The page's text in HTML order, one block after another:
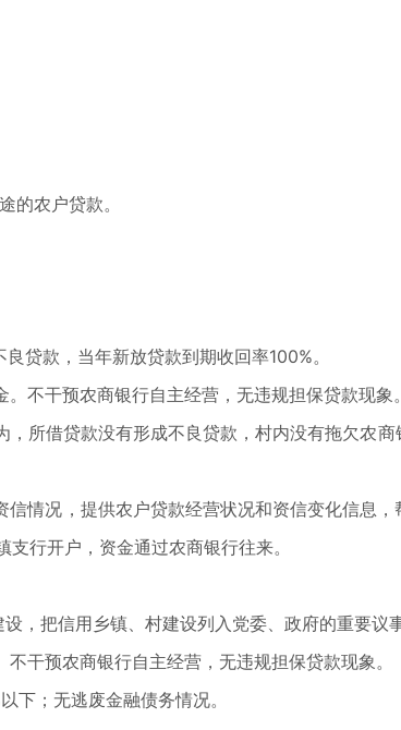
的农户贷款。
贷款，当年新放贷款到期收回率100%。
不干预农商银行自主经营，无违规担保贷款现象。
所借贷款没有形成不良贷款，村内没有拖欠农
情况，提供农户贷款经营状况和资信变化信息
行开户，资金通过农商银行往来。
，把信用乡镇、村建设列入党委、政府的重要议
干预农商银行自主经营，无违规担保贷款现象。
下；无逃废金融债务情况。